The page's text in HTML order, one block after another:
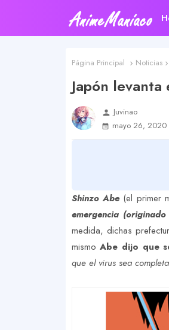
Página Principal Noticias
Japón
person Juvinao
mayo 26, 2020
Shinzo Abe(el primer
emergencia
medida, dichas
mismoAbe dijo que
que el virus sea